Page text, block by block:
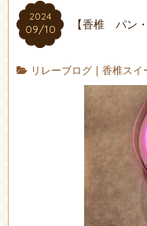
2024
09/10 【香椎 パン
リレーブログ| 香椎スイ